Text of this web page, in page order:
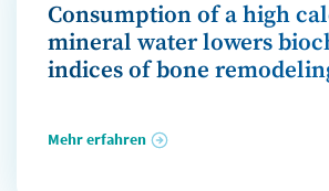
Consumption of a high
mineral water lowers
indices of bone
Mehr erfahren